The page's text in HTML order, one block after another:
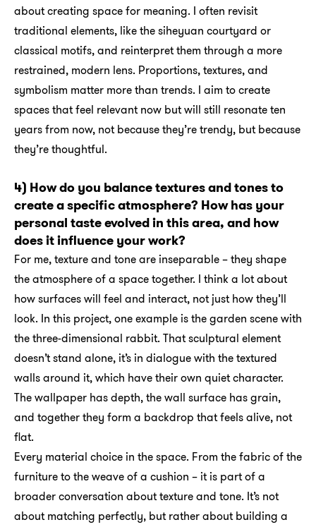
about creating space for meaning. I often revisit
traditional elements, like the siheyuan courtyard or
classical motifs, and reinterpret them through a more
restrained, modern lens. Proportions, textures, and
symbolism matter more than trends. I aim to create
spaces that feel relevant now but will still resonate ten
years from now, not because they’re trendy, but because
they’re thoughtful.
4) How do you balance textures and tones to
create a specific atmosphere? How has your
personal taste evolved in this area, and how
does it influence your work?
For me, texture and tone are inseparable – they shape
the atmosphere of a space together. I think a lot about
how surfaces will feel and interact, not just how they’ll
look. In this project, one example is the garden scene with
the three-dimensional rabbit. That sculptural element
doesn’t stand alone, it’s in dialogue with the textured
walls around it, which have their own quiet character.
The wallpaper has depth, the wall surface has grain,
and together they form a backdrop that feels alive, not
flat.
Every material choice in the space. From the fabric of the
furniture to the weave of a cushion – it is part of a
broader conversation about texture and tone. It’s not
about matching perfectly, but rather about building a